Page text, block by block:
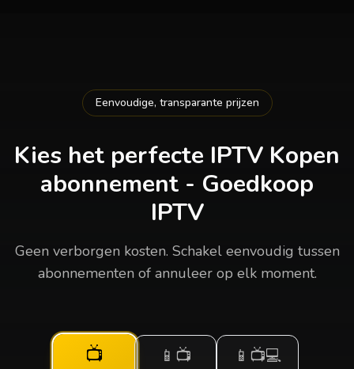
Eenvoudige, transparante prijzen
Kies het perfecte IPTV Kopen
abonnement - Goedkoop
IPTV
Geen verborgen kosten. Schakel eenvoudig tussen
abonnementen of annuleer op elk moment.
📺 📱📺 📱📺💻